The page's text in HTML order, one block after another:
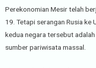
Perekonomian Mesir telah
19. Tetapi serangan Rusia ke
kedua negara tersebut
sumber pariwisata massal.